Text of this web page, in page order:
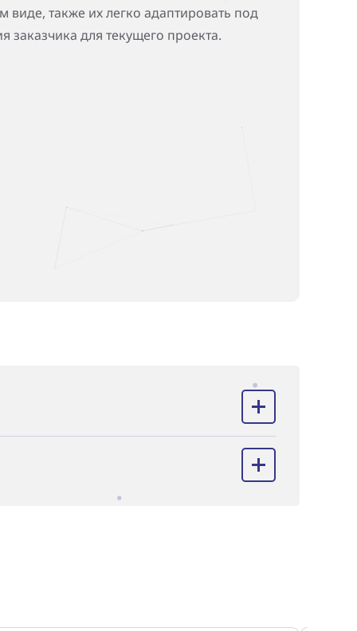
виде, также их легко адаптировать под
заказчика для текущего проекта.